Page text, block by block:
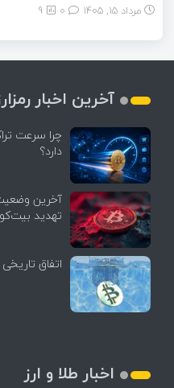
مرداد ۱۵, ۱۴۰۵ 9
آخرین اخبار
چرا سرعت
دارد؟
آخرین وضعیت
تهدید
اتفاق
اخبار طلا و ارز